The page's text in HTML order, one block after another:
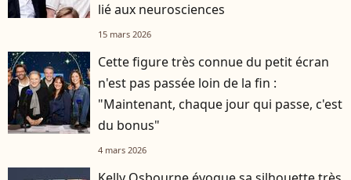
lié aux neurosciences
15 mars 2026
Cette figure très connue du petit écran
n'est pas passée loin de la fin :
"Maintenant, chaque jour qui passe, c'est
du bonus"
4 mars 2026